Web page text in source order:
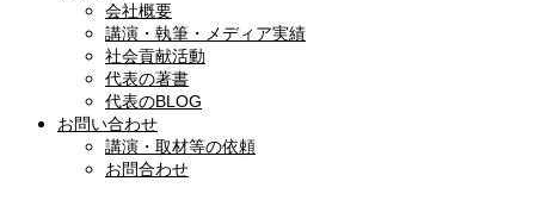
会社概要
講演・執筆・メディア実績
社会貢献活動
代表の著書
代表のBLOG
お問い合わせ
講演・取材等の依頼
お問合わせ